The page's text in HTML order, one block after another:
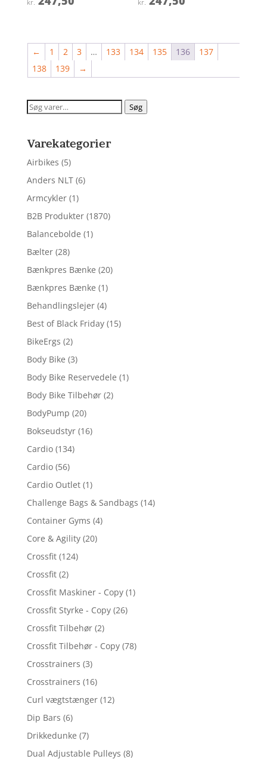
4.5
3.9
← 1 2 3 … 133 134 135 136
137
138
139 →
Søg
Søg
Varekategorier
Airbikes (5)
Anders NLT (6)
Armcykler (1)
B2B Produkter (1870)
Balancebolde (1)
Bælter (28)
Bænkpres Bænke (20)
Bænkpres Bænke (1)
Behandlingslejer (4)
Best of Black Friday (15)
BikeErgs (2)
Body Bike (3)
Body Bike Reservedele (1)
Body Bike Tilbehør (2)
BodyPump (20)
Bokseudstyr (16)
Cardio (134)
Cardio (56)
Cardio Outlet (1)
Challenge Bags & Sandbags (14)
Container Gyms (4)
Core & Agility (20)
Crossfit (124)
Crossfit (2)
Crossfit Maskiner - Copy (1)
Crossfit Styrke - Copy (26)
Crossfit Tilbehør (2)
Crossfit Tilbehør - Copy (78)
Crosstrainers (3)
Crosstrainers (16)
Curl vægtstænger (12)
Dip Bars (6)
Drikkedunke (7)
Dual Adjustable Pulleys (8)